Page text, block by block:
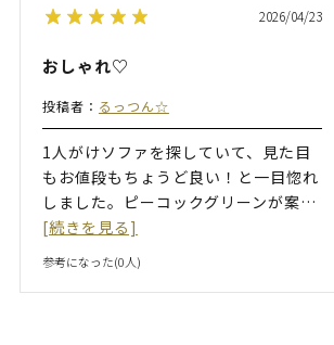
2026/04/23
おしゃれ♡
投稿者： るっつん☆
1人がけソファを探していて、見た目
もお値段もちょうど良い！と一目惚れ
しました。ピーコックグリーンが案…
[続きを見る]
参考になった(0人)